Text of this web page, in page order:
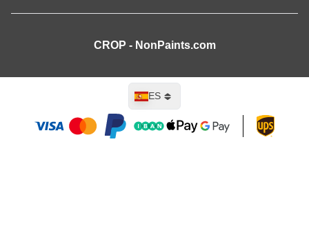
CROP - NonPaints.com
Lenguaje
ES